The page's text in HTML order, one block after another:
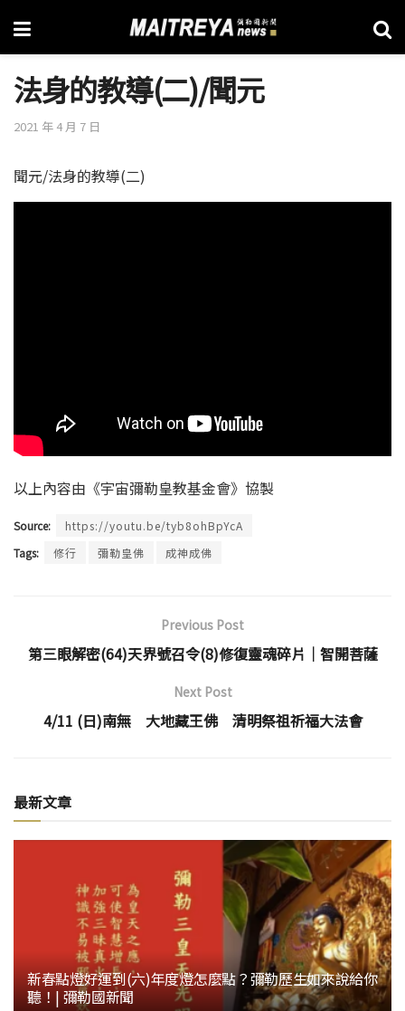
法身的教導(二)/聞元
2021 年 4 月 7 日
聞元/法身的教導(二)
以上內容由《宇宙彌勒皇教基金會》協製
Source:
https://youtu.be/tyb8ohBpYcA
Tags:
修行 彌勒皇佛 成神成佛
Previous Post
第三眼解密(64)天界號召令(8)修復靈魂碎片│智開菩薩
Next Post
4/11 (日)南無 大地藏王佛 清明祭祖祈福大法會
最新文章
新春點燈好運到(六)年度燈怎麼點？彌勒歷生如來說給你
聽！| 彌勒國新聞